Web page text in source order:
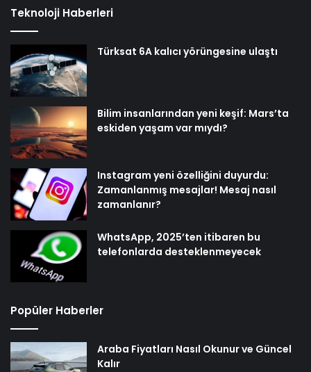
Teknoloji Haberleri
Türksat 6A kalıcı yörüngesine ulaştı
Bilim insanlarından yeni keşif: Mars’ta
eskiden yaşam var mıydı?
Instagram yeni özelliğini duyurdu:
Zamanlanmış mesajlar! Mesaj nasıl
zamanlanır?
WhatsApp, 2025’ten itibaren bu
telefonlarda desteklenmeyecek
Popüler Haberler
Araba Fiyatları Nasıl Okunur ve Güncel
Kalır